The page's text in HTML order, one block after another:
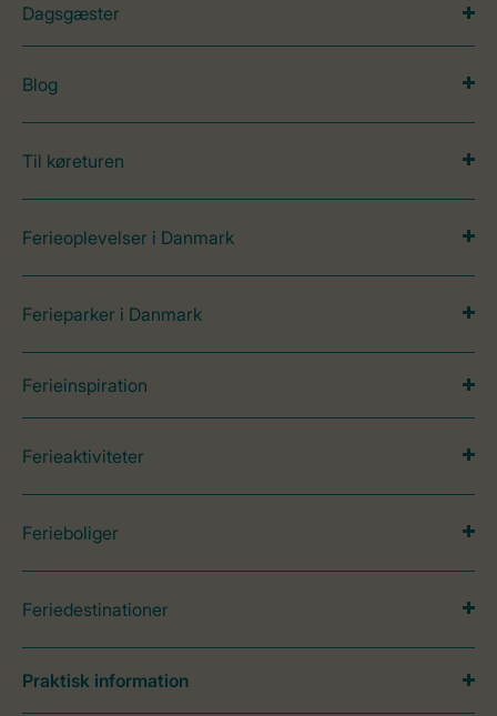
Dagsgæster
Blog
Til køreturen
Ferieoplevelser i Danmark
Ferieparker i Danmark
Ferieinspiration
Ferieaktiviteter
Ferieboliger
Feriedestinationer
Praktisk information